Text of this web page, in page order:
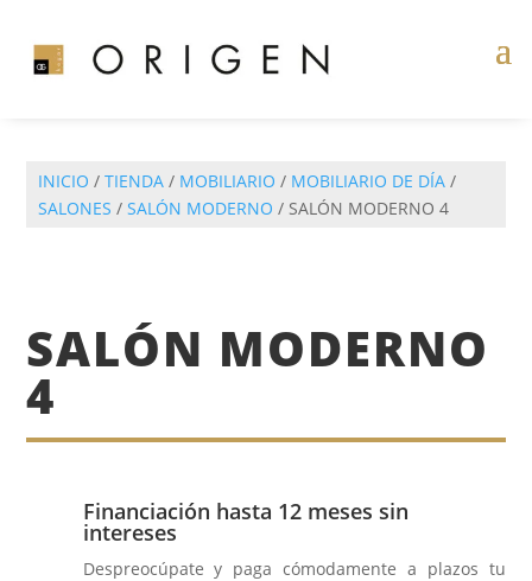
INICIO /TIENDA / MOBILIARIO / MOBILIARIO DE DÍA /
SALONES /SALÓN MODERNO / SALÓN MODERNO 4
SALÓN MODERNO
4
Financiación hasta 12 meses sin
intereses
Despreocúpate y paga cómodamente a plazos tu